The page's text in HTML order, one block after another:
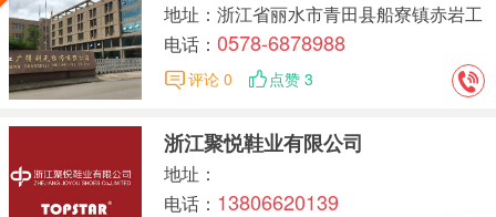
地址：浙江省丽水市青田县船寮镇赤岩工
业园区
电话： 0578-6878988
评论 0 点赞 3
浙江聚悦鞋业有限公司
地址：
电话： 13806620139